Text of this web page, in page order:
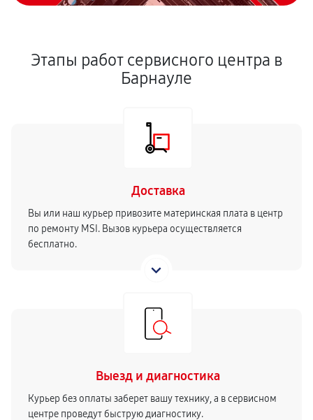
Этапы работ сервисного центра в
Барнауле
Доставка
Вы или наш курьер привозите материнская плата в центр
по ремонту MSI. Вызов курьера осуществляется
бесплатно.
Выезд и диагностика
Курьер без оплаты заберет вашу технику, а в сервисном
центре проведут быструю диагностику.